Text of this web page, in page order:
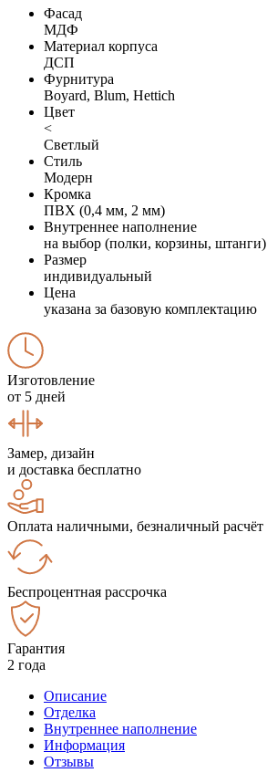
Фасад
МДФ
Материал корпуса
ДСП
Фурнитура
Boyard, Blum, Hettich
Цвет
<
Светлый
Стиль
Модерн
Кромка
ПВХ (0,4 мм, 2 мм)
Внутреннее наполнение
на выбор (полки, корзины, штанги)
Размер
индивидуальный
Цена
указана за базовую комплектацию
Изготовление
от 5 дней
Замер, дизайн
и доставка бесплатно
Оплата наличными, безналичный расчёт
Беспроцентная рассрочка
Гарантия
2 года
Описание
Отделка
Внутреннее наполнение
Информация
Отзывы